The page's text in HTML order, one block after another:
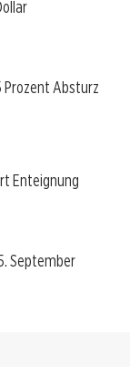
Prozent Absturz
Enteignung
September